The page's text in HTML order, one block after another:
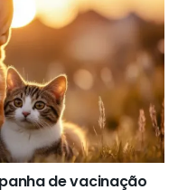
de vacinação